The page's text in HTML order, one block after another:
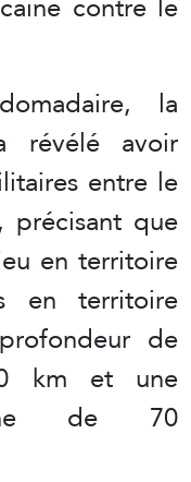
la
révélé avoir
entre le
que
en territoire
en territoire
de
km et une
de 70